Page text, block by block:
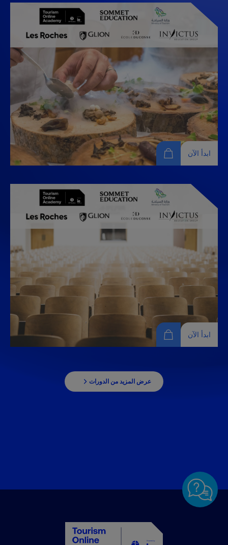
ارفع مهاراتك في إدارة المطاعم من خلال هذه الدورة التدريبية عبر
الإنترنت والتي تستكشف سلامة الأغذية وأنواع الخدمات وتطوير
القائمة والإدارة الفعالة للمخزون
الطعام والتقنيات الجديدة
اتقن أساسيات الطهي والتقنيات المبتكرة وتطوير قائمة الطعام
وإدارة المطاعم في هذه الدورة الشاملة للطهاة الطموحين وعشاق
الطهي
ابدأ الآن
.تطوير مهارات التدريب المعنى، وتعزيز التواصل، وتعلم تصميم
دورات تدريبية مؤثرة في بيئات مهنية متنوعة
ابدأ الآن
عرض المزيد من الدورات